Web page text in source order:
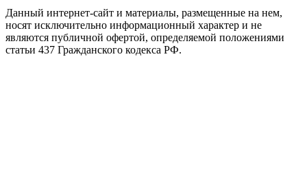
Данный интернет-сайт и материалы, размещенные на нем,
носят исключительно информационный характер и не
являются публичной офертой, определяемой положениями
статьи 437 Гражданского кодекса РФ.